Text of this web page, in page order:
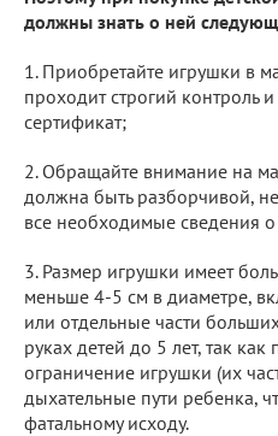
должны знать о ней
1. Приобретайте игрушки в
проходит строгий контроль
сертификат;
2. Обращайте внимание на
должна быть разборчивой,
все необходимые сведения о
3. Размер игрушки имеет
меньше 4-5 см в диаметре,
или отдельные части
руках детей до 5 лет, так
ограничение игрушки (их
дыхательные пути ребенка,
фатальному исходу.